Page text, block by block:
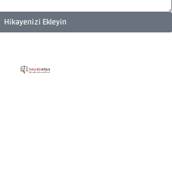
Hikayenizi Ekleyin